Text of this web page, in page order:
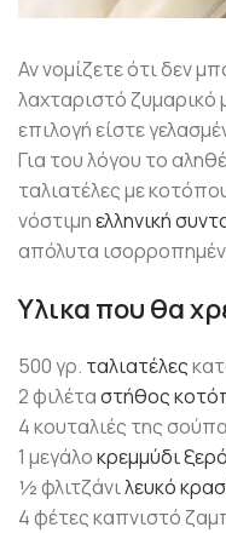
Αν νομίζετε ότι δεν
λαχταριστό ζυμαρικό
επιλογή είστε
Για του λόγου το
ταλιατέλες με
νόστιμηελληνική
απόλυτα
Υλικα που θα
500 γρ. ταλιατέλες
2 φιλέταστήθος
4 κουταλιές της
1 μεγάλοκρεμμύδι ξερό
½ φλιτζάνιλευκό
4 φέτες καπνιστό